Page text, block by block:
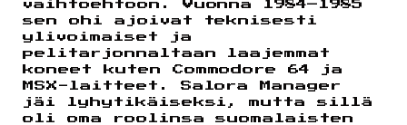
vaihtoehtoon. Vuonna 1984–1985
sen ohi ajoivat teknisesti
ylivoimaiset ja
pelitarjonnaltaan laajemmat
koneet kuten Commodore 64 ja
MSX-laitteet. Salora Manager
jäi lyhytikäiseksi, mutta sillä
oli oma roolinsa suomalaisten